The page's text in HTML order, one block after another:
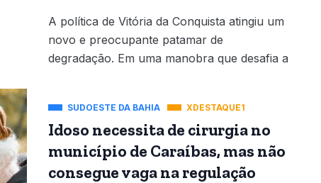
A política de Vitória da Conquista atingiu um
novo e preocupante patamar de
degradação. Em uma manobra que desafia a
SUDOESTE DA BAHIA XDESTAQUE1
Idoso necessita de cirurgia no
município de Caraíbas, mas não
consegue vaga na regulação